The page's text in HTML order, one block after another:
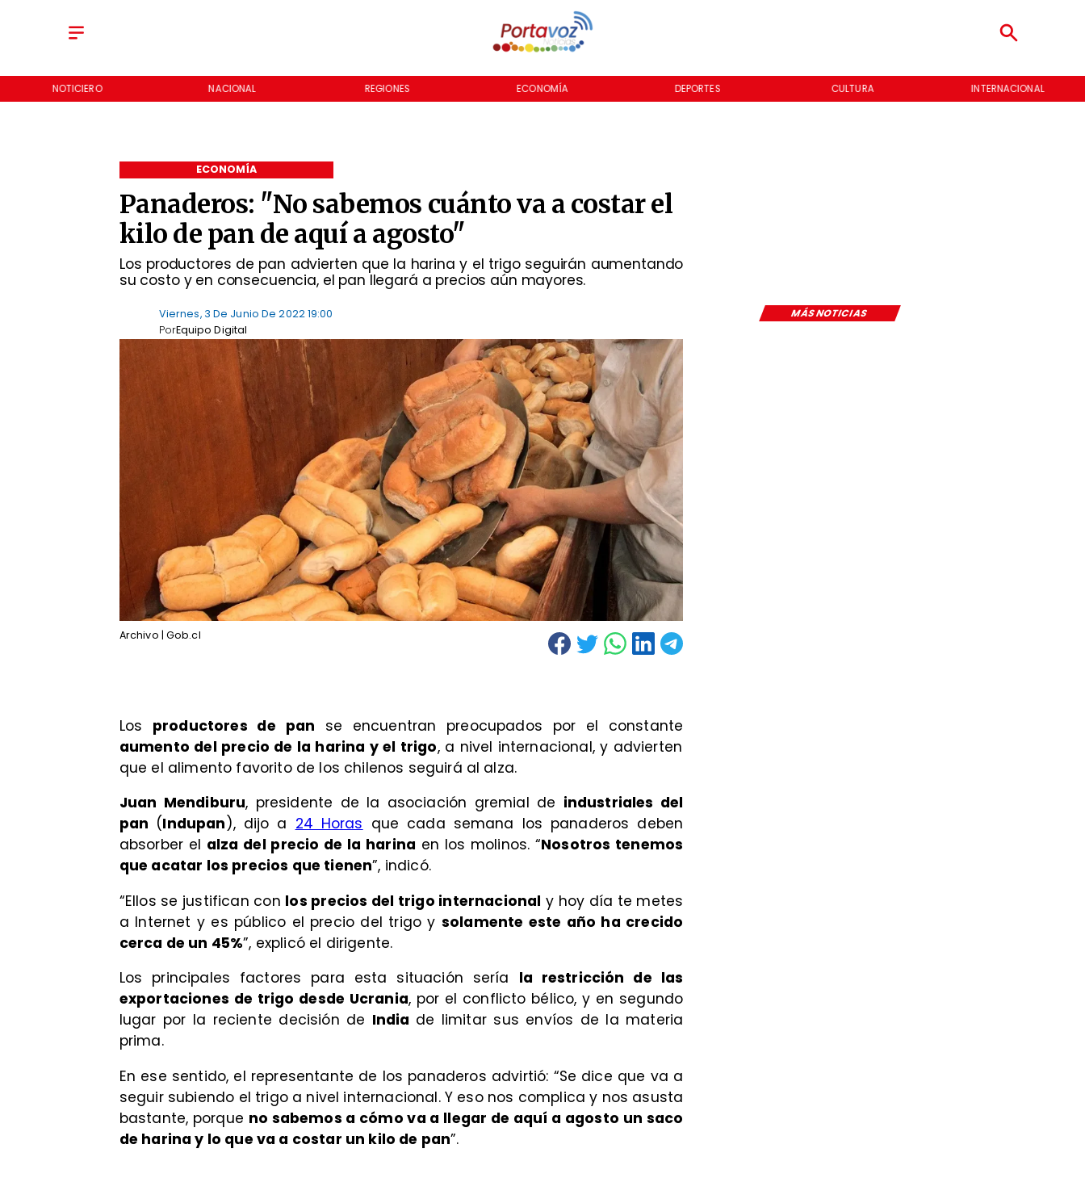
NOTICIERO NACIONAL REGIONES ECONOMÍA DEPORTES CULTURA INTERNACIONAL
Panaderos: "No sabemos cuánto va a costar el
kilo de pan de aquí a agosto"
Los productores de pan advierten que la harina y el trigo seguirán aumentando
su costo y en consecuencia, el pan llegará a precios aún mayores.
ECONOMÍA
MÁS NOTICIAS
Viernes, 3 De Junio De 2022 19:00
Equipo Digital
Por
Archivo | Gob.cl
Los productores de pan se encuentran preocupados por el constante
aumento del precio de la harina y el trigo, a nivel internacional, y advierten
que el alimento favorito de los chilenos seguirá al alza.
Juan Mendiburu, presidente de la asociación gremial de industriales del
pan (Indupan ), dijo a 24 Horas que cada semana los panaderos deben
absorber el alza del precio de la harina en los molinos. “Nosotros tenemos
que acatar los precios que tienen”, indicó.
“Ellos se justifican con los precios del trigo internacional y hoy día te metes
a Internet y es público el precio del trigo y solamente este año ha crecido
cerca de un 45%”, explicó el dirigente.
Los principales factores para esta situación sería la restricción de las
exportaciones de trigo desde Ucrania, por el conflicto bélico, y en segundo
lugar por la reciente decisión de India de limitar sus envíos de la materia
prima.
En ese sentido, el representante de los panaderos advirtió: “Se dice que va a
seguir subiendo el trigo a nivel internacional. Y eso nos complica y nos asusta
bastante, porque no sabemos a cómo va a llegar de aquí a agosto un saco
de harina y lo que va a costar un kilo de pan”.